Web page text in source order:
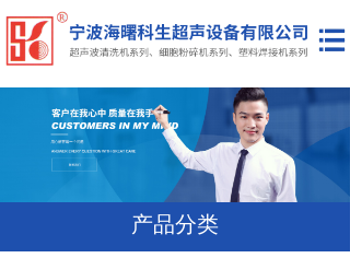
网站首页
公司简介
产品展示
新闻资讯
产品分类